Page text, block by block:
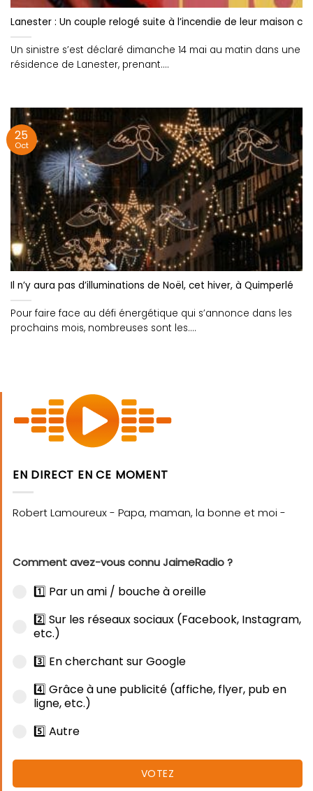
Lanester : Un couple relogé suite à l’incendie de leur maison
Un sinistre s’est déclaré dimanche 14 mai au matin dans une
résidence de Lanester, prenant....
Il n’y aura pas d’illuminations de Noël, cet hiver, à Quimperlé
Pour faire face au défi énergétique qui s’annonce dans les
prochains mois, nombreuses sont les....
25
Oct
EN DIRECT EN CE MOMENT
Comment avez-vous connu JaimeRadio ?
1️⃣ Par un ami / bouche à oreille
2️⃣ Sur les réseaux sociaux (Facebook, Instagram,
etc.)
3️⃣ En cherchant sur Google
4️⃣ Grâce à une publicité (affiche, flyer, pub en
ligne, etc.)
5️⃣ Autre
VOTEZ